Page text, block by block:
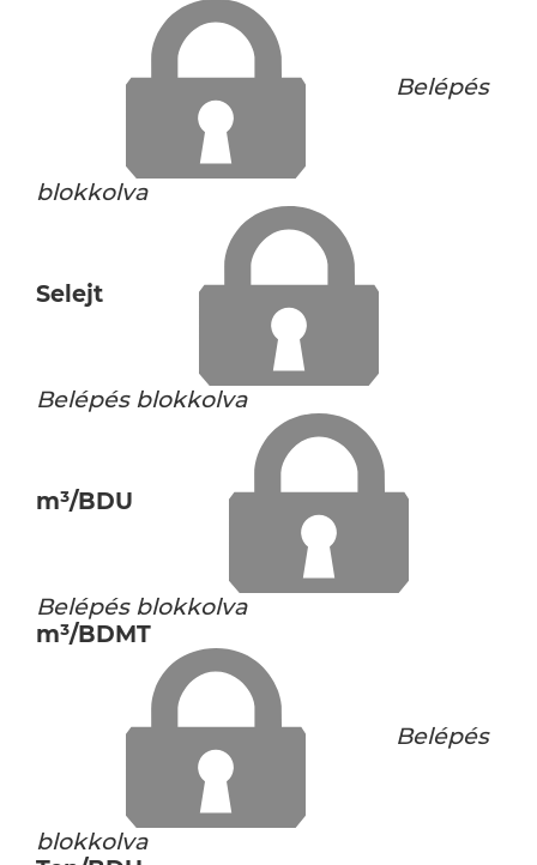
Belépés
blokkolva
Selejt
Belépés blokkolva
m³/BDU
Belépés blokkolva
m³/BDMT
Belépés
blokkolva